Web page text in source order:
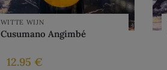
WITTE WIJN
Cusumano Angimbé
12.95 €